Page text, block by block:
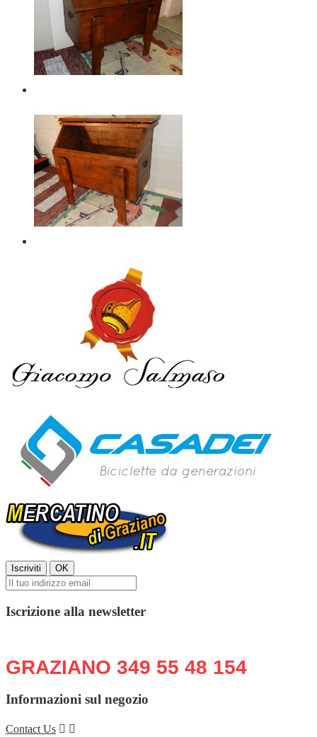
Iscrizione alla newsletter
GRAZIANO 349 55 48 154
Informazioni sul negozio
Contact Us  